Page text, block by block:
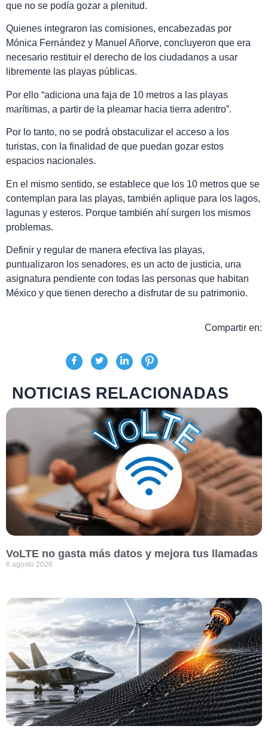
que no se podía gozar a plenitud.
Quienes integraron las comisiones, encabezadas por
Mónica Fernández y Manuel Añorve, concluyeron que era
necesario restituir el derecho de los ciudadanos a usar
libremente las playas públicas.
Por ello “adiciona una faja de 10 metros a las playas
marítimas, a partir de la pleamar hacia tierra adentro”.
Por lo tanto, no se podrá obstaculizar el acceso a los
turistas, con la finalidad de que puedan gozar estos
espacios nacionales.
En el mismo sentido, se establece que los 10 metros que se
contemplan para las playas, también aplique para los lagos,
lagunas y esteros. Porque también ahí surgen los mismos
problemas.
Definir y regular de manera efectiva las playas,
puntualizaron los senadores, es un acto de justicia, una
asignatura pendiente con todas las personas que habitan
México y que tienen derecho a disfrutar de su patrimonio.
Compartir en:
NOTICIAS RELACIONADAS
VoLTE no gasta más datos y mejora tus llamadas
6 agosto 2026